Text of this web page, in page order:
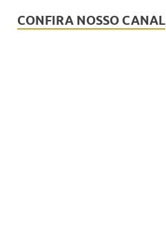
CONFIRA NOSSO CANAL